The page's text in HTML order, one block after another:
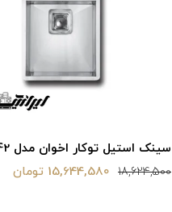
سینک استیل توکار اخوان مدل 342
18,624,500 15,644,580 تومان